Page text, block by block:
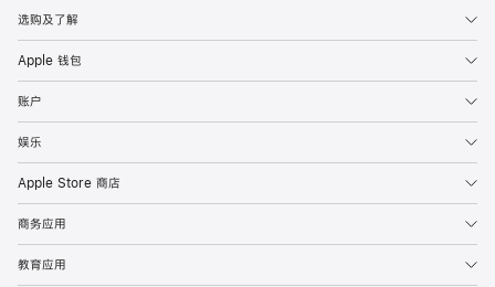
选购及了解
Apple 钱包
账户
娱乐
Apple Store 商店
商务应用
教育应用